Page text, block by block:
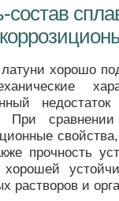
состав
хорошо
При
прочность
хорошей
растворов и